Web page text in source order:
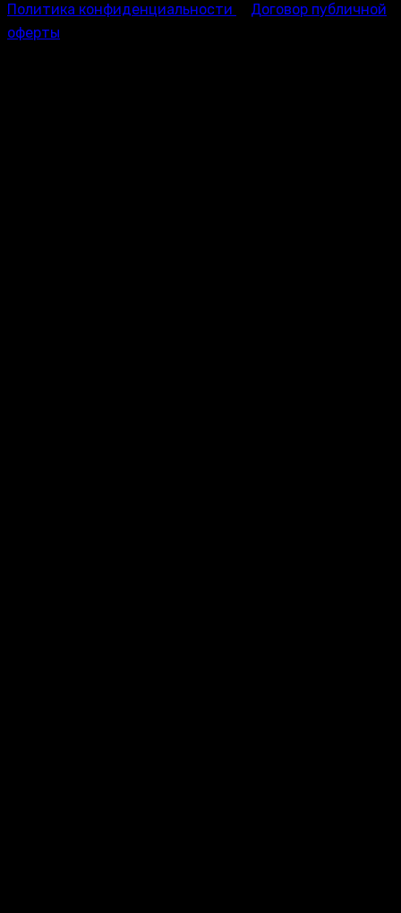
Политика конфиденциальности
Договор публичной
оферты